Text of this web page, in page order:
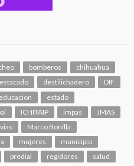
bomberos
chihuahua
destilichadero
DIF
educacion
estado
ICHITAIP impas
JMAS
Marco Bonilla
mujeres
municipio
predial regidores
salud